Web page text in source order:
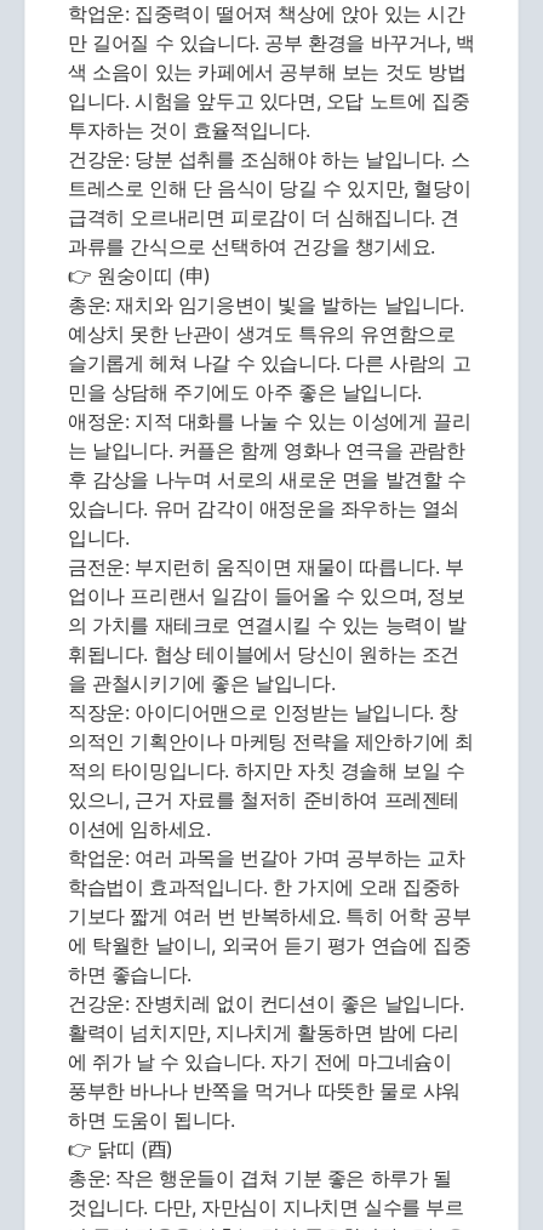
학업운: 집중력이 떨어져 책상에 앉아 있는 시간
만 길어질 수 있습니다. 공부 환경을 바꾸거나, 백
색 소음이 있는 카페에서 공부해 보는 것도 방법
입니다. 시험을 앞두고 있다면, 오답 노트에 집중
투자하는 것이 효율적입니다.
건강운: 당분 섭취를 조심해야 하는 날입니다. 스
트레스로 인해 단 음식이 당길 수 있지만, 혈당이
급격히 오르내리면 피로감이 더 심해집니다. 견
과류를 간식으로 선택하여 건강을 챙기세요.
👉 원숭이띠 (申)
총운: 재치와 임기응변이 빛을 발하는 날입니다.
예상치 못한 난관이 생겨도 특유의 유연함으로
슬기롭게 헤쳐 나갈 수 있습니다. 다른 사람의 고
민을 상담해 주기에도 아주 좋은 날입니다.
애정운: 지적 대화를 나눌 수 있는 이성에게 끌리
는 날입니다. 커플은 함께 영화나 연극을 관람한
후 감상을 나누며 서로의 새로운 면을 발견할 수
있습니다. 유머 감각이 애정운을 좌우하는 열쇠
입니다.
금전운: 부지런히 움직이면 재물이 따릅니다. 부
업이나 프리랜서 일감이 들어올 수 있으며, 정보
의 가치를 재테크로 연결시킬 수 있는 능력이 발
휘됩니다. 협상 테이블에서 당신이 원하는 조건
을 관철시키기에 좋은 날입니다.
직장운: 아이디어맨으로 인정받는 날입니다. 창
의적인 기획안이나 마케팅 전략을 제안하기에 최
적의 타이밍입니다. 하지만 자칫 경솔해 보일 수
있으니, 근거 자료를 철저히 준비하여 프레젠테
이션에 임하세요.
학업운: 여러 과목을 번갈아 가며 공부하는 교차
학습법이 효과적입니다. 한 가지에 오래 집중하
기보다 짧게 여러 번 반복하세요. 특히 어학 공부
에 탁월한 날이니, 외국어 듣기 평가 연습에 집중
하면 좋습니다.
건강운: 잔병치레 없이 컨디션이 좋은 날입니다.
활력이 넘치지만, 지나치게 활동하면 밤에 다리
에 쥐가 날 수 있습니다. 자기 전에 마그네슘이
풍부한 바나나 반쪽을 먹거나 따뜻한 물로 샤워
하면 도움이 됩니다.
👉 닭띠 (酉)
총운: 작은 행운들이 겹쳐 기분 좋은 하루가 될
것입니다. 다만, 자만심이 지나치면 실수를 부르